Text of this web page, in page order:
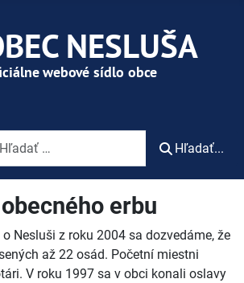
Hľadať...
erbu
Nesluši z roku 2004 sa dozvedáme, že
až 22 osád. Početní miestni
V roku 1997 sa v obci konali oslavy